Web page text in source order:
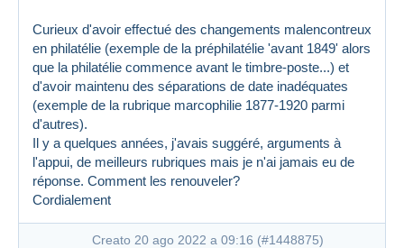
Curieux d'avoir effectué des changements malencontreux
en philatélie (exemple de la préphilatélie 'avant 1849' alors
que la philatélie commence avant le timbre-poste...) et
d'avoir maintenu des séparations de date inadéquates
(exemple de la rubrique marcophilie 1877-1920 parmi
d'autres).
Il y a quelques années, j'avais suggéré, arguments à
l'appui, de meilleurs rubriques mais je n'ai jamais eu de
réponse. Comment les renouveler?
Cordialement
Creato 20 ago 2022 a 09:16 (#1448875)